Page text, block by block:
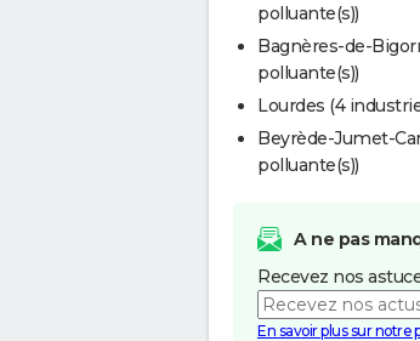
polluante(s))
Bagnères-de-
polluante(s))
Lourdes (4
Beyrède-Jumet-
polluante(s))
A ne pas
Recevez nos
En savoir plus sur notre